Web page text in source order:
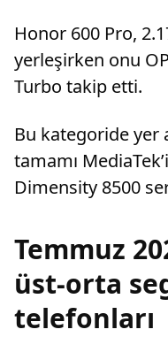
Honor 600 Pro,
yerleşirken onu
Turbo takip etti.
Bu kategoride yer
tamamı
Dimensity 8500
Temmuz
üst-orta
telefonları